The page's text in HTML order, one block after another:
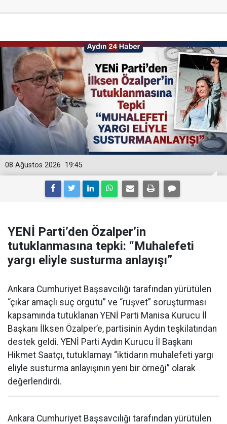
19:45
08 Ağustos 2026
YENİ Parti’den Özalper’in
tutuklanmasına tepki: “Muhalefeti
yargı eliyle susturma anlayışı”
Ankara Cumhuriyet Başsavcılığı tarafından yürütülen
“çıkar amaçlı suç örgütü” ve “rüşvet” soruşturması
kapsamında tutuklanan YENİ Parti Manisa Kurucu İl
Başkanı İlksen Özalper’e, partisinin Aydın teşkilatından
destek geldi. YENİ Parti Aydın Kurucu İl Başkanı
Hikmet Saatçı, tutuklamayı “iktidarın muhalefeti yargı
eliyle susturma anlayışının yeni bir örneği” olarak
değerlendirdi.
Ankara Cumhuriyet Başsavcılığı tarafından yürütülen